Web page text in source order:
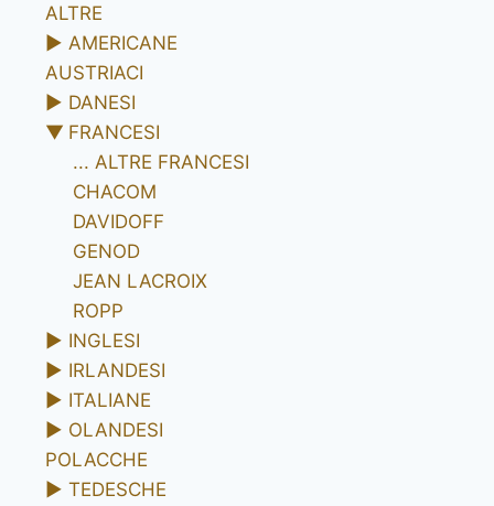
ALTRE
► AMERICANE
AUSTRIACI
► DANESI
▼ FRANCESI
... ALTRE FRANCESI
CHACOM
DAVIDOFF
GENOD
JEAN LACROIX
ROPP
► INGLESI
► IRLANDESI
► ITALIANE
► OLANDESI
POLACCHE
► TEDESCHE